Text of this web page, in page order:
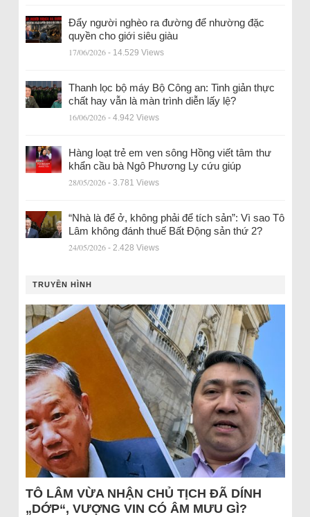
Đẩy người nghèo ra đường để nhường đặc
quyền cho giới siêu giàu
17/06/2026 - 14.529 Views
Thanh lọc bộ máy Bộ Công an: Tinh giản thực
chất hay vẫn là màn trình diễn lấy lệ?
16/06/2026 - 4.942 Views
Hàng loạt trẻ em ven sông Hồng viết tâm thư
khẩn cầu bà Ngô Phương Ly cứu giúp
28/05/2026 - 3.781 Views
“Nhà là để ở, không phải để tích sản”: Vì sao Tô
Lâm không đánh thuế Bất Động sản thứ 2?
24/05/2026 - 2.428 Views
TRUYỀN HÌNH
TÔ LÂM VỪA NHẬN CHỦ TỊCH ĐÃ DÍNH
„DỚP“, VƯỢNG VIN CÓ ÂM MƯU GÌ?